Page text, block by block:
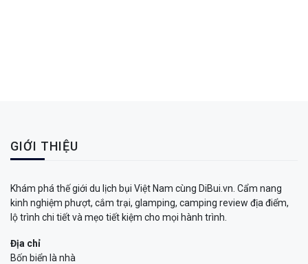
GIỚI THIỆU
Khám phá thế giới du lịch bụi Việt Nam cùng DiBui.vn. Cẩm nang
kinh nghiệm phượt, cắm trại, glamping, camping review địa điểm,
lộ trình chi tiết và mẹo tiết kiệm cho mọi hành trình.
Địa chỉ
Bốn biển là nhà